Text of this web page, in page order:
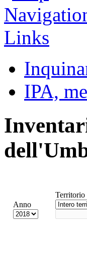
IPA,
Anno
Territorio